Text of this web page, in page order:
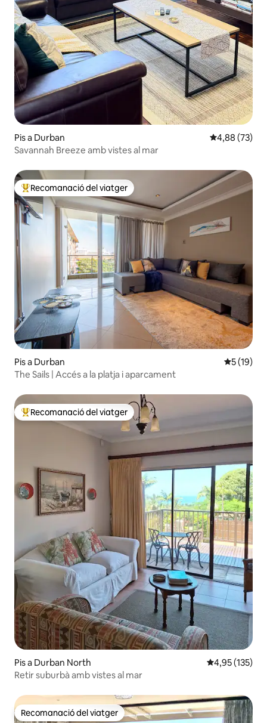
Pis a Durban 4,88 de
4,88 (73)
Savannah Breeze amb vistes al mar
Principals recomanacions dels viatgers
Recomanació del viatger
Pis a Durban 5 de
5 (19)
The Sails | Accés a la platja i aparcament
Principals recomanacions dels viatgers
Recomanació del viatger
Pis a Durban North 4,95 de
4,95 (135)
Retir suburbà amb vistes al mar
Recomanació del viatger
Recomanació del viatger